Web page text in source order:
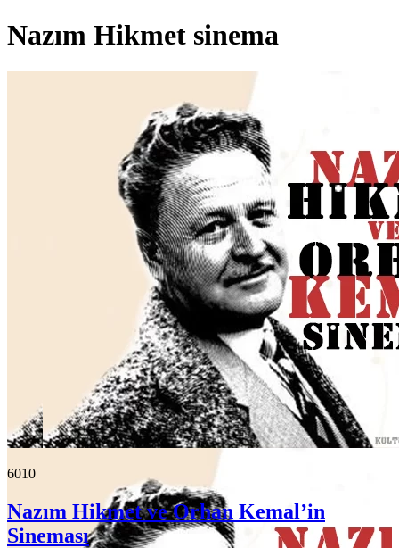
Nazım Hikmet sinema
6010
Nazım Hikmet ve Orhan Kemal’in
Sineması